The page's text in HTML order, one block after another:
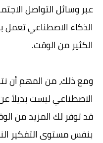
عبر وسائل التواصل
الذكاء الاصطناعي تعمل
الكثير من الوقت.
ومع ذلك، من المهم أن
الاصطناعي ليست بديلاً
قد توفر لك المزيد من
بنفس مستوى التفكير